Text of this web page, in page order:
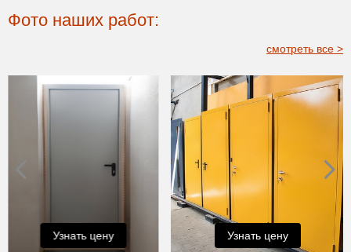
Фото наших работ:
смотреть все >
Узнать цену Узнать цену